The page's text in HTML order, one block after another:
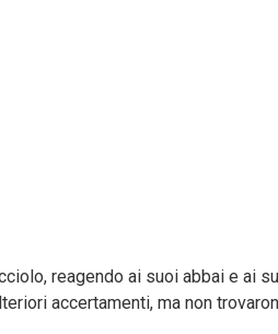
reagendo ai suoi abbai e ai
accertamenti, ma non